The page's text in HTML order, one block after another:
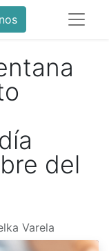
del
Varela